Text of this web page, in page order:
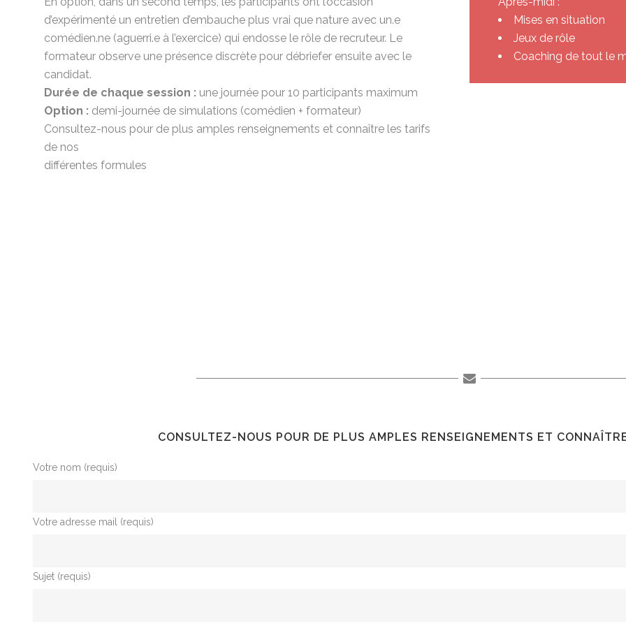
d’expérimenté un entretien d’embauche plus vrai que nature avec un.e
comédien.ne (aguerri.e à l’exercice) qui endosse le rôle de recruteur. Le
formateur observe une présence discrète pour débriefer ensuite avec le
candidat.
Durée de chaque session : une journée pour 10 participants maximum
Option : demi-journée de simulations (comédien + formateur)
Consultez-nous pour de plus amples renseignements et connaître les tarifs
de nos
différentes formules
Mises en situation
Jeux de rôle
Coaching de tout le
CONSULTEZ-NOUS POUR DE PLUS AMPLES RENSEIGNEMENTS ET
Votre nom (requis)
Votre adresse mail (requis)
Sujet (requis)